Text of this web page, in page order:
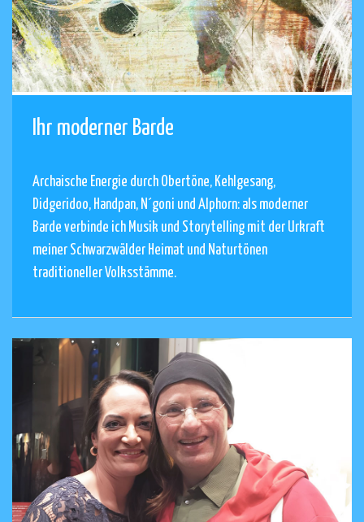
Ihr moderner Barde
Archaische Energie durch Obertöne, Kehlgesang,
Didgeridoo, Handpan, N´goni und Alphorn: als moderner
Barde verbinde ich Musik und Storytelling mit der Urkraft
meiner Schwarzwälder Heimat und Naturtönen
traditioneller Volksstämme.